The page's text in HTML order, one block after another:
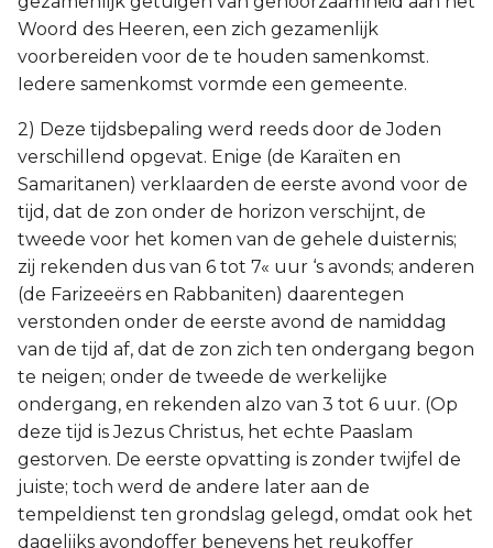
Woord des Heeren, een zich gezamenlijk
voorbereiden voor de te houden samenkomst.
Iedere samenkomst vormde een gemeente.
2) Deze tijdsbepaling werd reeds door de Joden
verschillend opgevat. Enige (de Karaïten en
Samaritanen) verklaarden de eerste avond voor de
tijd, dat de zon onder de horizon verschijnt, de
tweede voor het komen van de gehele duisternis;
zij rekenden dus van 6 tot 7« uur ‘s avonds; anderen
(de Farizeeërs en Rabbaniten) daarentegen
verstonden onder de eerste avond de namiddag
van de tijd af, dat de zon zich ten ondergang begon
te neigen; onder de tweede de werkelijke
ondergang, en rekenden alzo van 3 tot 6 uur. (Op
deze tijd is Jezus Christus, het echte Paaslam
gestorven. De eerste opvatting is zonder twijfel de
juiste; toch werd de andere later aan de
tempeldienst ten grondslag gelegd, omdat ook het
dagelijks avondoffer benevens het reukoffer